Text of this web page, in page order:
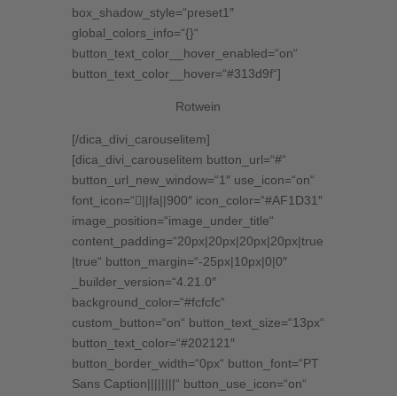
box_shadow_style=“preset1″
global_colors_info=“{}“
button_text_color__hover_enabled=“on“
button_text_color__hover=“#313d9f“]
Rotwein
[/dica_divi_carouselitem]
[dica_divi_carouselitem button_url=“#“
button_url_new_window=“1″ use_icon=“on“
font_icon=“||fa||900″ icon_color=“#AF1D31″
image_position=“image_under_title“
content_padding=“20px|20px|20px|20px|true
|true“ button_margin=“-25px|10px|0|0″
_builder_version=“4.21.0″
background_color=“#fcfcfc“
custom_button=“on“ button_text_size=“13px“
button_text_color=“#202121″
button_border_width=“0px“ button_font=“PT
Sans Caption||||||||“ button_use_icon=“on“